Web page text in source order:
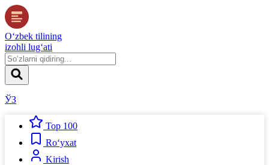
O‘zbek tilining
izohli lug‘ati
ЎЗ
Top 100
Ro‘yxat
Kirish